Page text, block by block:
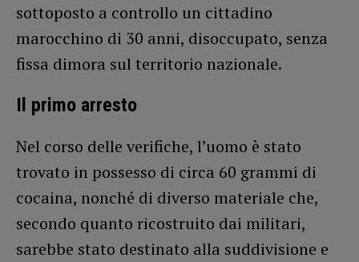
sottoposto a controllo un cittadino
marocchino di 30 anni, disoccupato, senza
fissa dimora sul territorio nazionale.
Il primo arresto
Nel corso delle verifiche, l’uomo è stato
trovato in possesso di circa 60 grammi di
cocaina, nonché di diverso materiale che,
secondo quanto ricostruito dai militari,
sarebbe stato destinato alla suddivisione e